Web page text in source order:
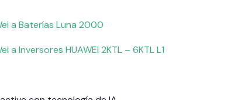
a Baterías Luna 2000
a Inversores HUAWEI 2KTL – 6KTL L1